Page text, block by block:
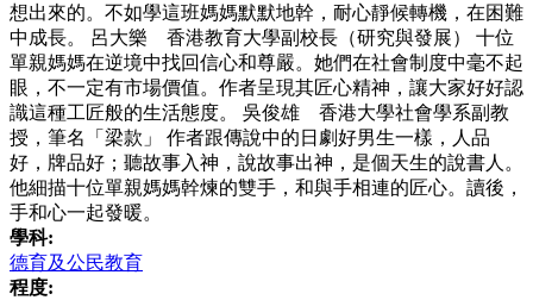
想出來的。不如學這班媽媽默默地幹，耐心靜候轉機，在困難
中成長。 呂大樂 香港教育大學副校長（研究與發展） 十位
單親媽媽在逆境中找回信心和尊嚴。她們在社會制度中毫不起
眼，不一定有市場價值。作者呈現其匠心精神，讓大家好好認
識這種工匠般的生活態度。 吳俊雄 香港大學社會學系副教
授，筆名「梁款」 作者跟傳說中的日劇好男生一樣，人品
好，牌品好；聽故事入神，說故事出神，是個天生的說書人。
他細描十位單親媽媽幹煉的雙手，和與手相連的匠心。讀後，
手和心一起發暖。
學科:
德育及公民教育
程度: